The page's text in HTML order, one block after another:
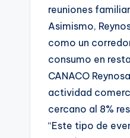
reuniones
Asimismo,
como un
consumo en
CANACO
actividad
cercano al 8%
“Este tipo de